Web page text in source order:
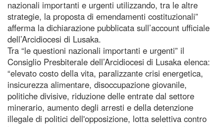
nazionali importanti e urgenti utilizzando, tra le altre
strategie, la proposta di emendamenti costituzionali”
afferma la dichiarazione pubblicata sull’account ufficiale
dell’Arcidiocesi di Lusaka.
Tra “le questioni nazionali importanti e urgenti” il
Consiglio Presbiterale dell’Arcidiocesi di Lusaka elenca:
“elevato costo della vita, paralizzante crisi energetica,
insicurezza alimentare, disoccupazione giovanile,
politiche divisive, riduzione delle entrate dal settore
minerario, aumento degli arresti e della detenzione
illegale di politici dell'opposizione, lotta selettiva contro